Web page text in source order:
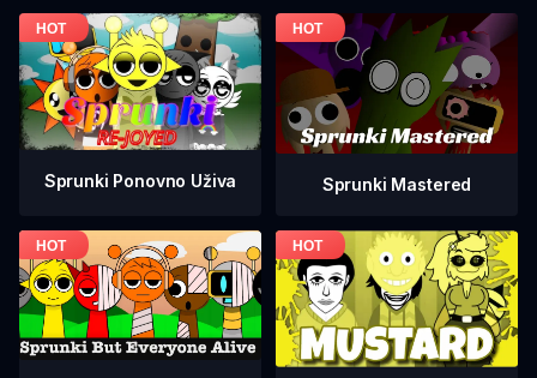
Sprunki Ponovno Uživa Sprunki Mastered